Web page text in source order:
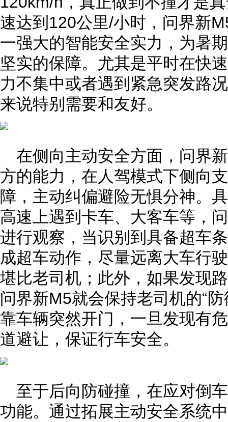
速达到120公里/小时，问界新
一强大的智能安全实力，为暑
坚实的保障。尤其是平时在快
力不集中或者遇到紧急突发路
来说特别需要和友好。
在侧向主动安全方面，问界
方的能力，在人驾模式下侧向
障，主动纠偏避险无惧分神。
高速上遇到卡车、大客车等，
进行观察，当识别到具备超车
成超车动作，尽量远离大车行
堪比老司机；此外，如果发现
问界新M5就会保持老司机的“
靠车辆突然开门，一旦发现有
道避让，保证行车安全。
至于后向防碰撞，在应对倒
功能。通过拓展主动安全系统